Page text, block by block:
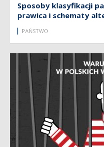
Sposoby klasyfikacji
prawica i schematy
PAŃSTWO